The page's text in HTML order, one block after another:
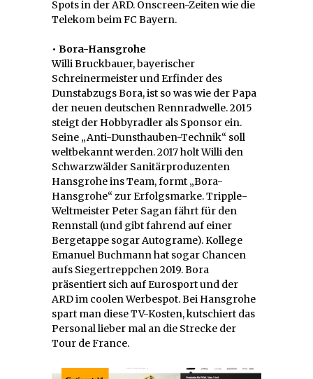
Spots in der ARD. Onscreen-Zeiten wie die
Telekom beim FC Bayern.
• Bora-Hansgrohe
Willi Bruckbauer, bayerischer
Schreinermeister und Erfinder des
Dunstabzugs Bora, ist so was wie der Papa
der neuen deutschen Rennradwelle. 2015
steigt der Hobbyradler als Sponsor ein.
Seine „Anti-Dunsthauben-Technik“ soll
weltbekannt werden. 2017 holt Willi den
Schwarzwälder Sanitärproduzenten
Hansgrohe ins Team, formt „Bora-
Hansgrohe“ zur Erfolgsmarke. Tripple-
Weltmeister Peter Sagan fährt für den
Rennstall (und gibt fahrend auf einer
Bergetappe sogar Autograme). Kollege
Emanuel Buchmann hat sogar Chancen
aufs Siegertreppchen 2019. Bora
präsentiert sich auf Eurosport und der
ARD im coolen Werbespot. Bei Hansgrohe
spart man diese TV-Kosten, kutschiert das
Personal lieber mal an die Strecke der
Tour de France.